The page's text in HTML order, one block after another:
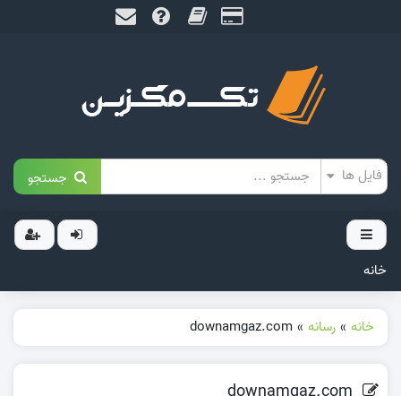
جستجو
خانه
خانه » رسانه »
downamgaz.com